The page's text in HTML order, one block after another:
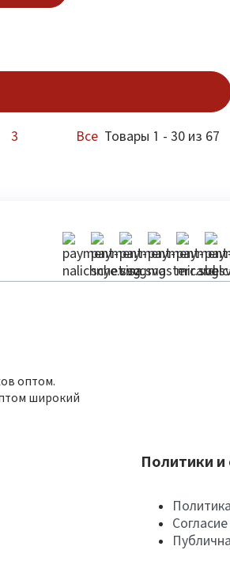
3 Все Товары 1 - 30 из 67
оптом.
широкий
Политики и